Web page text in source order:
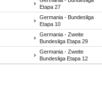
Etapa 27
Germania - Bundesliga
Etapa 10
Germania - Zweite
Bundesliga Etapa 29
Germania - Zweite
Bundesliga Etapa 12